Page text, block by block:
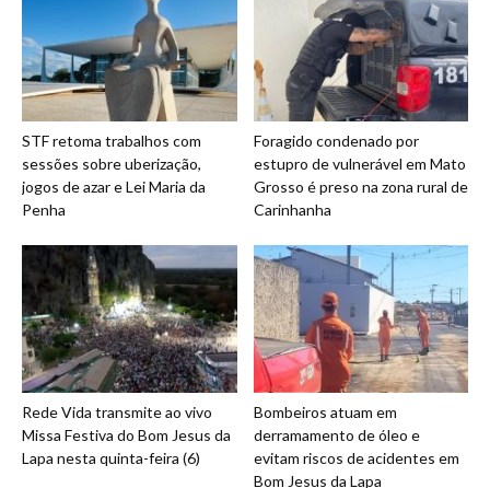
STF retoma trabalhos com
sessões sobre uberização,
jogos de azar e Lei Maria da
Penha
Foragido condenado por
estupro de vulnerável em Mato
Grosso é preso na zona rural de
Carinhanha
Rede Vida transmite ao vivo
Missa Festiva do Bom Jesus da
Lapa nesta quinta-feira (6)
Bombeiros atuam em
derramamento de óleo e
evitam riscos de acidentes em
Bom Jesus da Lapa